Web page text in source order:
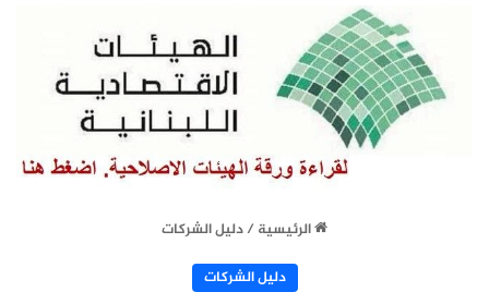
الرئيسية/دليل الشركات
دليل الشركات